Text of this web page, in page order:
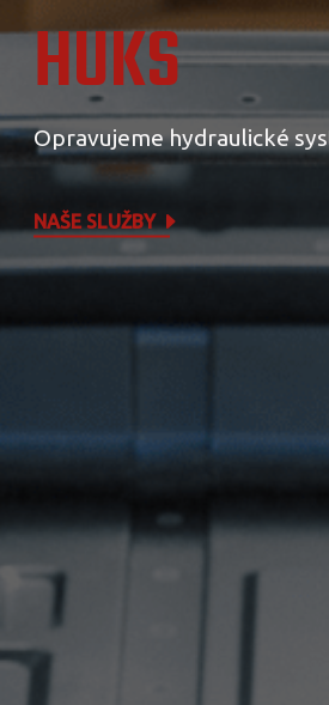
HUKS
Opravujeme hydraulické
NAŠE SLUŽBY